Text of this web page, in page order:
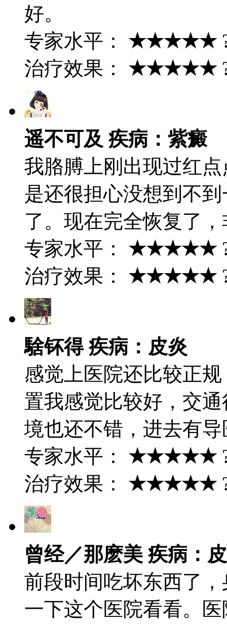
好。
专家水平： ★★★★★
治疗效果： ★★★★★
遥不可及 疾病：紫癜
我胳膊上刚出现过红
是还很担心没想到不
了。现在完全恢复了
专家水平： ★★★★★
治疗效果： ★★★★★
騇钚得 疾病：皮炎
感觉上医院还比较正
置我感觉比较好，交
境也还不错，进去有
专家水平： ★★★★★
治疗效果： ★★★★★
曾经／那麽美 疾病：
前段时间吃坏东西了
一下这个医院看看。